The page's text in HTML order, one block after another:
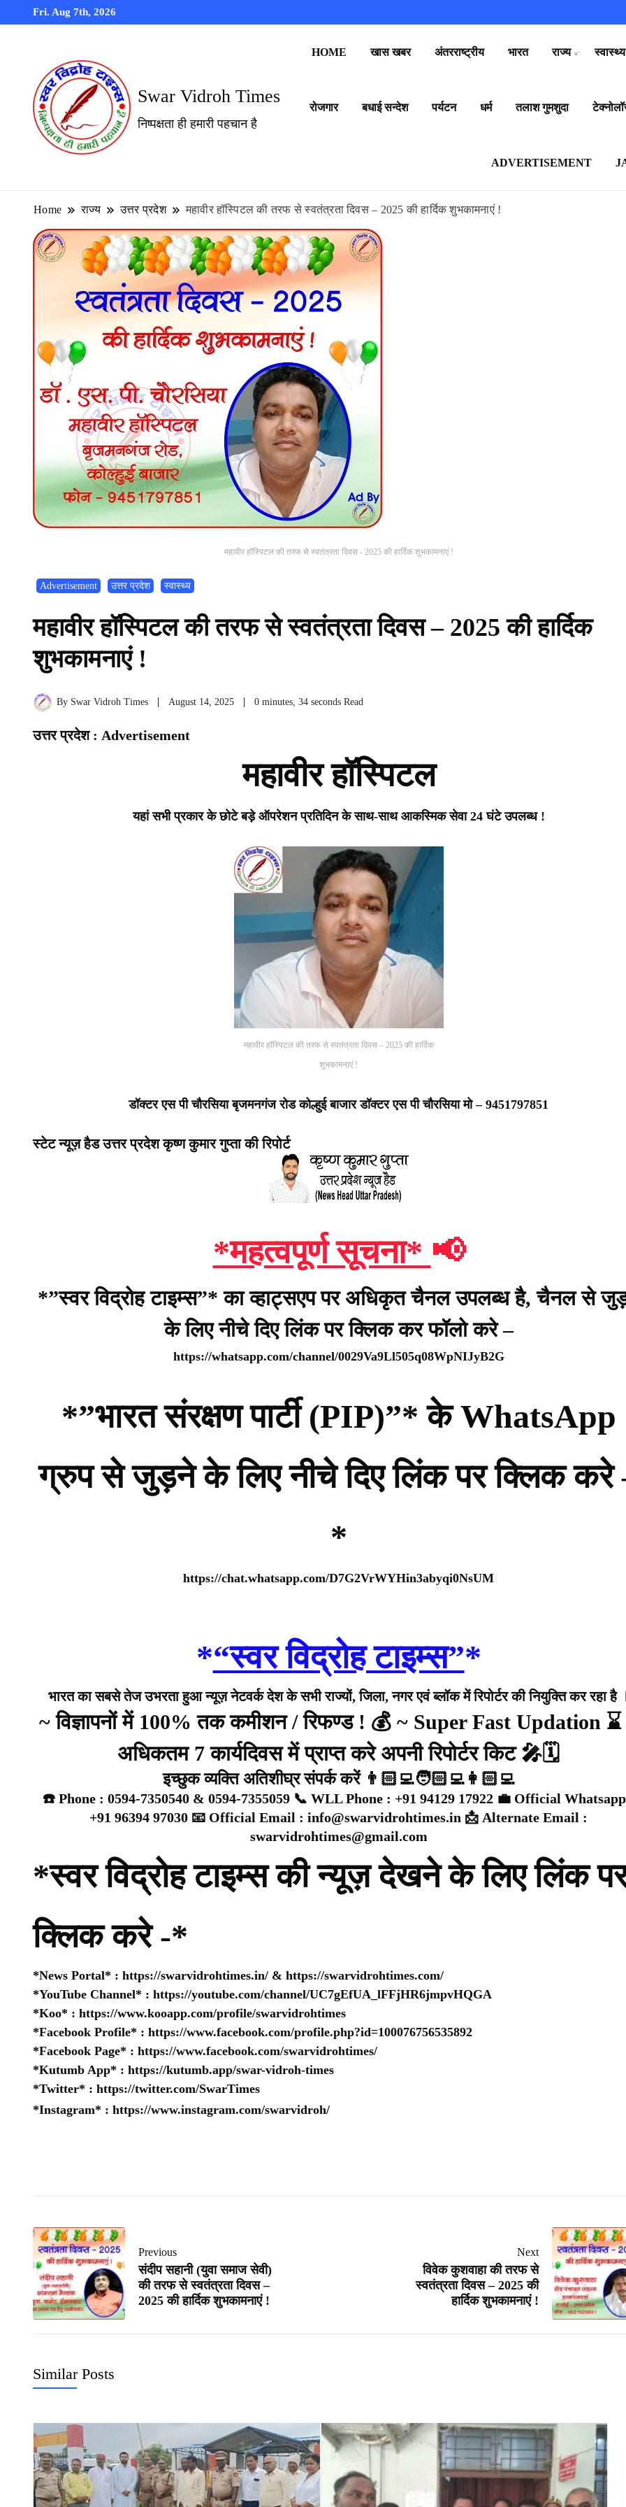
Fri. Aug 7th, 2026
Swar Vidroh Times
निष्पक्षता ही हमारी पहचान है
HOME खास खबर अंतरराष्ट्रीय भारत राज्य स्वास्थ्य
रोजगार बधाई सन्देश पर्यटन धर्म तलाश गुमशुदा
ADVERTISEMENT
Home राज्य उत्तर प्रदेश महावीर हॉस्पिटल की तरफ से स्वतंत्रता दिवस – 2025 की हार्दिक शुभकामनाएं !
महावीर हॉस्पिटल की तरफ से स्वतंत्रता दिवस - 2025 की हार्दिक शुभकामनाएं !
Advertisement उत्तर प्रदेश स्वास्थ्य
महावीर हॉस्पिटल की तरफ से स्वतंत्रता दिवस – 2025 की हार्दिक
शुभकामनाएं !
By Swar Vidroh Times August 14, 2025 0 minutes, 34 seconds Read
उत्तर प्रदेश : Advertisement
महावीर हॉस्पिटल
यहां सभी प्रकार के छोटे बड़े ऑपरेशन प्रतिदिन के साथ-साथ आकस्मिक सेवा 24 घंटे उपलब्ध !
महावीर हॉस्पिटल की तरफ से स्वतंत्रता दिवस – 2025 की हार्दिक
शुभकामनाएं !
डॉक्टर एस पी चौरसिया बृजमनगंज रोड कोल्हुई बाजार डॉक्टर एस पी चौरसिया मो – 9451797851
स्टेट न्यूज़ हैड उत्तर प्रदेश कृष्ण कुमार गुप्ता की रिपोर्ट
*महत्वपूर्ण सूचना* 📢
*”स्वर विद्रोह टाइम्स”* का व्हाट्सएप पर अधिकृत चैनल उपलब्ध है, चैनल से
के लिए नीचे दिए लिंक पर क्लिक कर फॉलो करे –
https://whatsapp.com/channel/0029Va9Ll505q08WpNIJyB2G
*”भारत संरक्षण पार्टी (PIP)”* के WhatsApp
ग्रुप से जुड़ने के लिए नीचे दिए लिंक पर क्लिक करे
*
https://chat.whatsapp.com/D7G2VrWYHin3abyqi0NsUM
*“स्वर विद्रोह टाइम्स”*
भारत का सबसे तेज उभरता हुआ न्यूज़ नेटवर्क देश के सभी राज्यों, जिला, नगर एवं ब्लॉक में रिपोर्टर की नियुक्ति कर रहा है
~ विज्ञापनों में 100% तक कमीशन / रिफण्ड ! 💰 ~ Super Fast Updation
अधिकतम 7 कार्यदिवस में प्राप्त करे अपनी रिपोर्टर किट 🎤🗓️
इच्छुक व्यक्ति अतिशीघ्र संपर्क करें 👨🏻‍💻🧑🏻‍💻👩🏻‍💻
☎️ Phone : 0594-7350540 & 0594-7355059 📞 WLL Phone : +91 94129 17922 💼 Official
+91 96394 97030 📧 Official Email : info@swarvidrohtimes.in 📩 Alternate Email :
swarvidrohtimes@gmail.com
*स्वर विद्रोह टाइम्स की न्यूज़ देखने के लिए लिंक
क्लिक करे -*
*News Portal* : https://swarvidrohtimes.in/ & https://swarvidrohtimes.com/
*YouTube Channel* : https://youtube.com/channel/UC7gEfUA_lFFjHR6jmpvHQGA
*Koo* : https://www.kooapp.com/profile/swarvidrohtimes
*Facebook Profile* : https://www.facebook.com/profile.php?id=100076756535892
*Facebook Page* : https://www.facebook.com/swarvidrohtimes/
*Kutumb App* : https://kutumb.app/swar-vidroh-times
*Twitter* : https://twitter.com/SwarTimes
*Instagram* : https://www.instagram.com/swarvidroh/
Previous
संदीप सहानी (युवा समाज सेवी)
की तरफ से स्वतंत्रता दिवस –
2025 की हार्दिक शुभकामनाएं !
Next
विवेक कुशवाहा की तरफ से
स्वतंत्रता दिवस – 2025 की
हार्दिक शुभकामनाएं !
Similar Posts